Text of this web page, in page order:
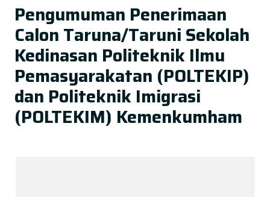
Pengumuman Penerimaan
Calon Taruna/Taruni Sekolah
Kedinasan Politeknik Ilmu
Pemasyarakatan (POLTEKIP)
dan Politeknik Imigrasi
(POLTEKIM) Kemenkumham